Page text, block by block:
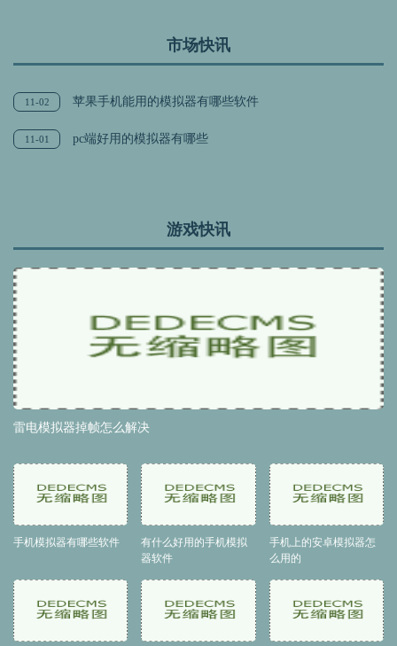
市场快讯
11-02 苹果手机能用的模拟器有哪些软件
11-01 pc端好用的模拟器有哪些
游戏快讯
雷电模拟器掉帧怎么解决
手机模拟器有哪些软件
有什么好用的手机模拟
器软件
手机上的安卓模拟器怎
么用的